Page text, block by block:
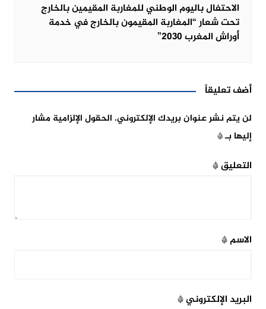
الاحتفال باليوم الوطني للمغاربة المقيمين بالخارج
تحت شعار “المغاربة المقيمون بالخارج في خدمة
أوراش المغرب 2030”
أضف تعليقاً
لن يتم نشر عنوان بريدك الإلكتروني. الحقول الإلزامية مشار
إليها بـ*
التعليق*
الاسم*
البريد الإلكتروني*